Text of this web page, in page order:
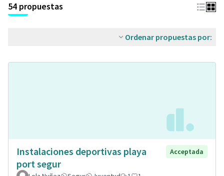
54 propuestas
Ordenar propuestas por:
Instalaciones deportivas playa
port segur
Acceptada